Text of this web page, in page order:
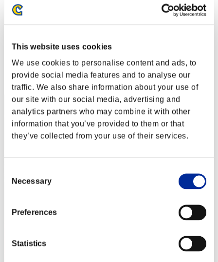
This website uses cookies
We use cookies to personalise content and ads, to
provide social media features and to analyse our
traffic. We also share information about your use of
our site with our social media, advertising and
analytics partners who may combine it with other
information that you’ve provided to them or that
they’ve collected from your use of their services.
Selection
Necessary
Preferences
Statistics
RANK
12